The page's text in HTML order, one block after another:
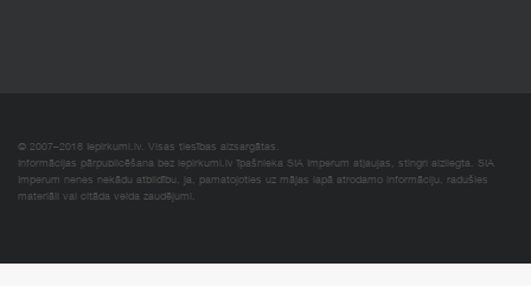
© 2007–2018 Iepirkumi.lv. Visas tiesības aizsargātas.
Informācijas pārpublicēšana bez iepirkumi.lv īpašnieka SIA Imperum atļaujas, stingri aizliegta. SIA
Imperum nenes nekādu atbildību, ja, pamatojoties uz mājas lapā atrodamo informāciju, radušies
materiāli vai citāda veida zaudējumi.